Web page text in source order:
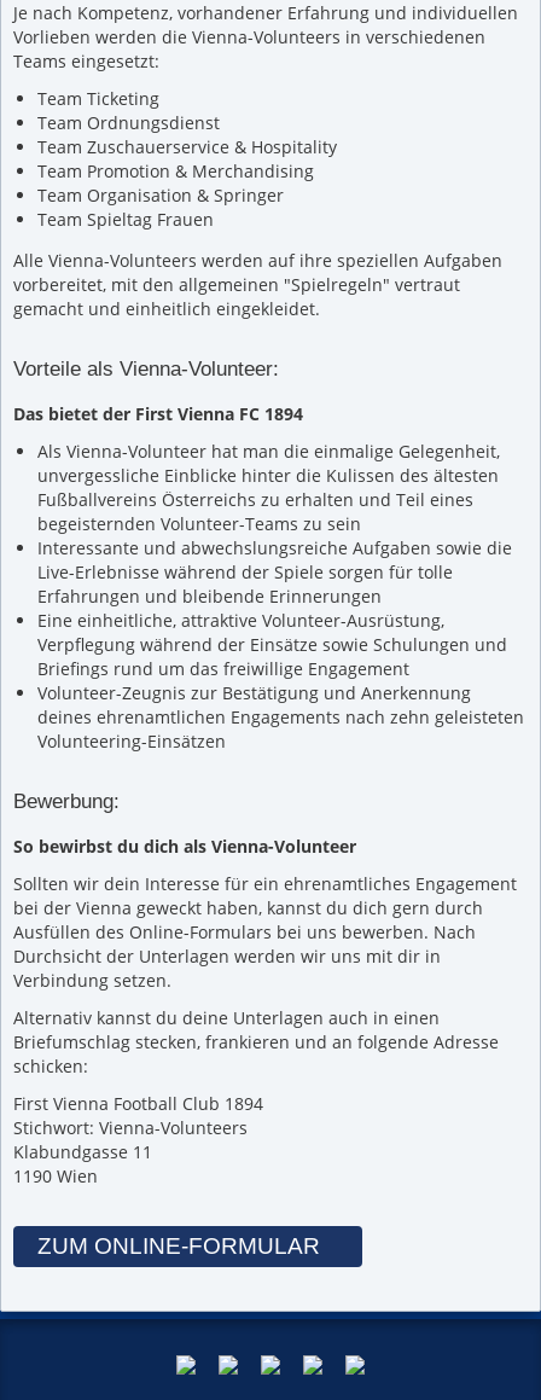
Je nach Kompetenz, vorhandener Erfahrung und individuellen
Vorlieben werden die Vienna-Volunteers in verschiedenen
Teams eingesetzt:
Team Ticketing
Team Ordnungsdienst
Team Zuschauerservice & Hospitality
Team Promotion & Merchandising
Team Organisation & Springer
Team Spieltag Frauen
Alle Vienna-Volunteers werden auf ihre speziellen Aufgaben
vorbereitet, mit den allgemeinen "Spielregeln" vertraut
gemacht und einheitlich eingekleidet.
Vorteile als Vienna-Volunteer:
Das bietet der First Vienna FC 1894
Als Vienna-Volunteer hat man die einmalige Gelegenheit,
unvergessliche Einblicke hinter die Kulissen des ältesten
Fußballvereins Österreichs zu erhalten und Teil eines
begeisternden Volunteer-Teams zu sein
Interessante und abwechslungsreiche Aufgaben sowie die
Live-Erlebnisse während der Spiele sorgen für tolle
Erfahrungen und bleibende Erinnerungen
Eine einheitliche, attraktive Volunteer-Ausrüstung,
Verpflegung während der Einsätze sowie Schulungen und
Briefings rund um das freiwillige Engagement
Volunteer-Zeugnis zur Bestätigung und Anerkennung
deines ehrenamtlichen Engagements nach zehn geleisteten
Volunteering-Einsätzen
Bewerbung:
So bewirbst du dich als Vienna-Volunteer
Sollten wir dein Interesse für ein ehrenamtliches Engagement
bei der Vienna geweckt haben, kannst du dich gern durch
Ausfüllen des Online-Formulars bei uns bewerben. Nach
Durchsicht der Unterlagen werden wir uns mit dir in
Verbindung setzen.
Alternativ kannst du deine Unterlagen auch in einen
Briefumschlag stecken, frankieren und an folgende Adresse
schicken:
First Vienna Football Club 1894
Stichwort: Vienna-Volunteers
Klabundgasse 11
1190 Wien
ZUM ONLINE-FORMULAR